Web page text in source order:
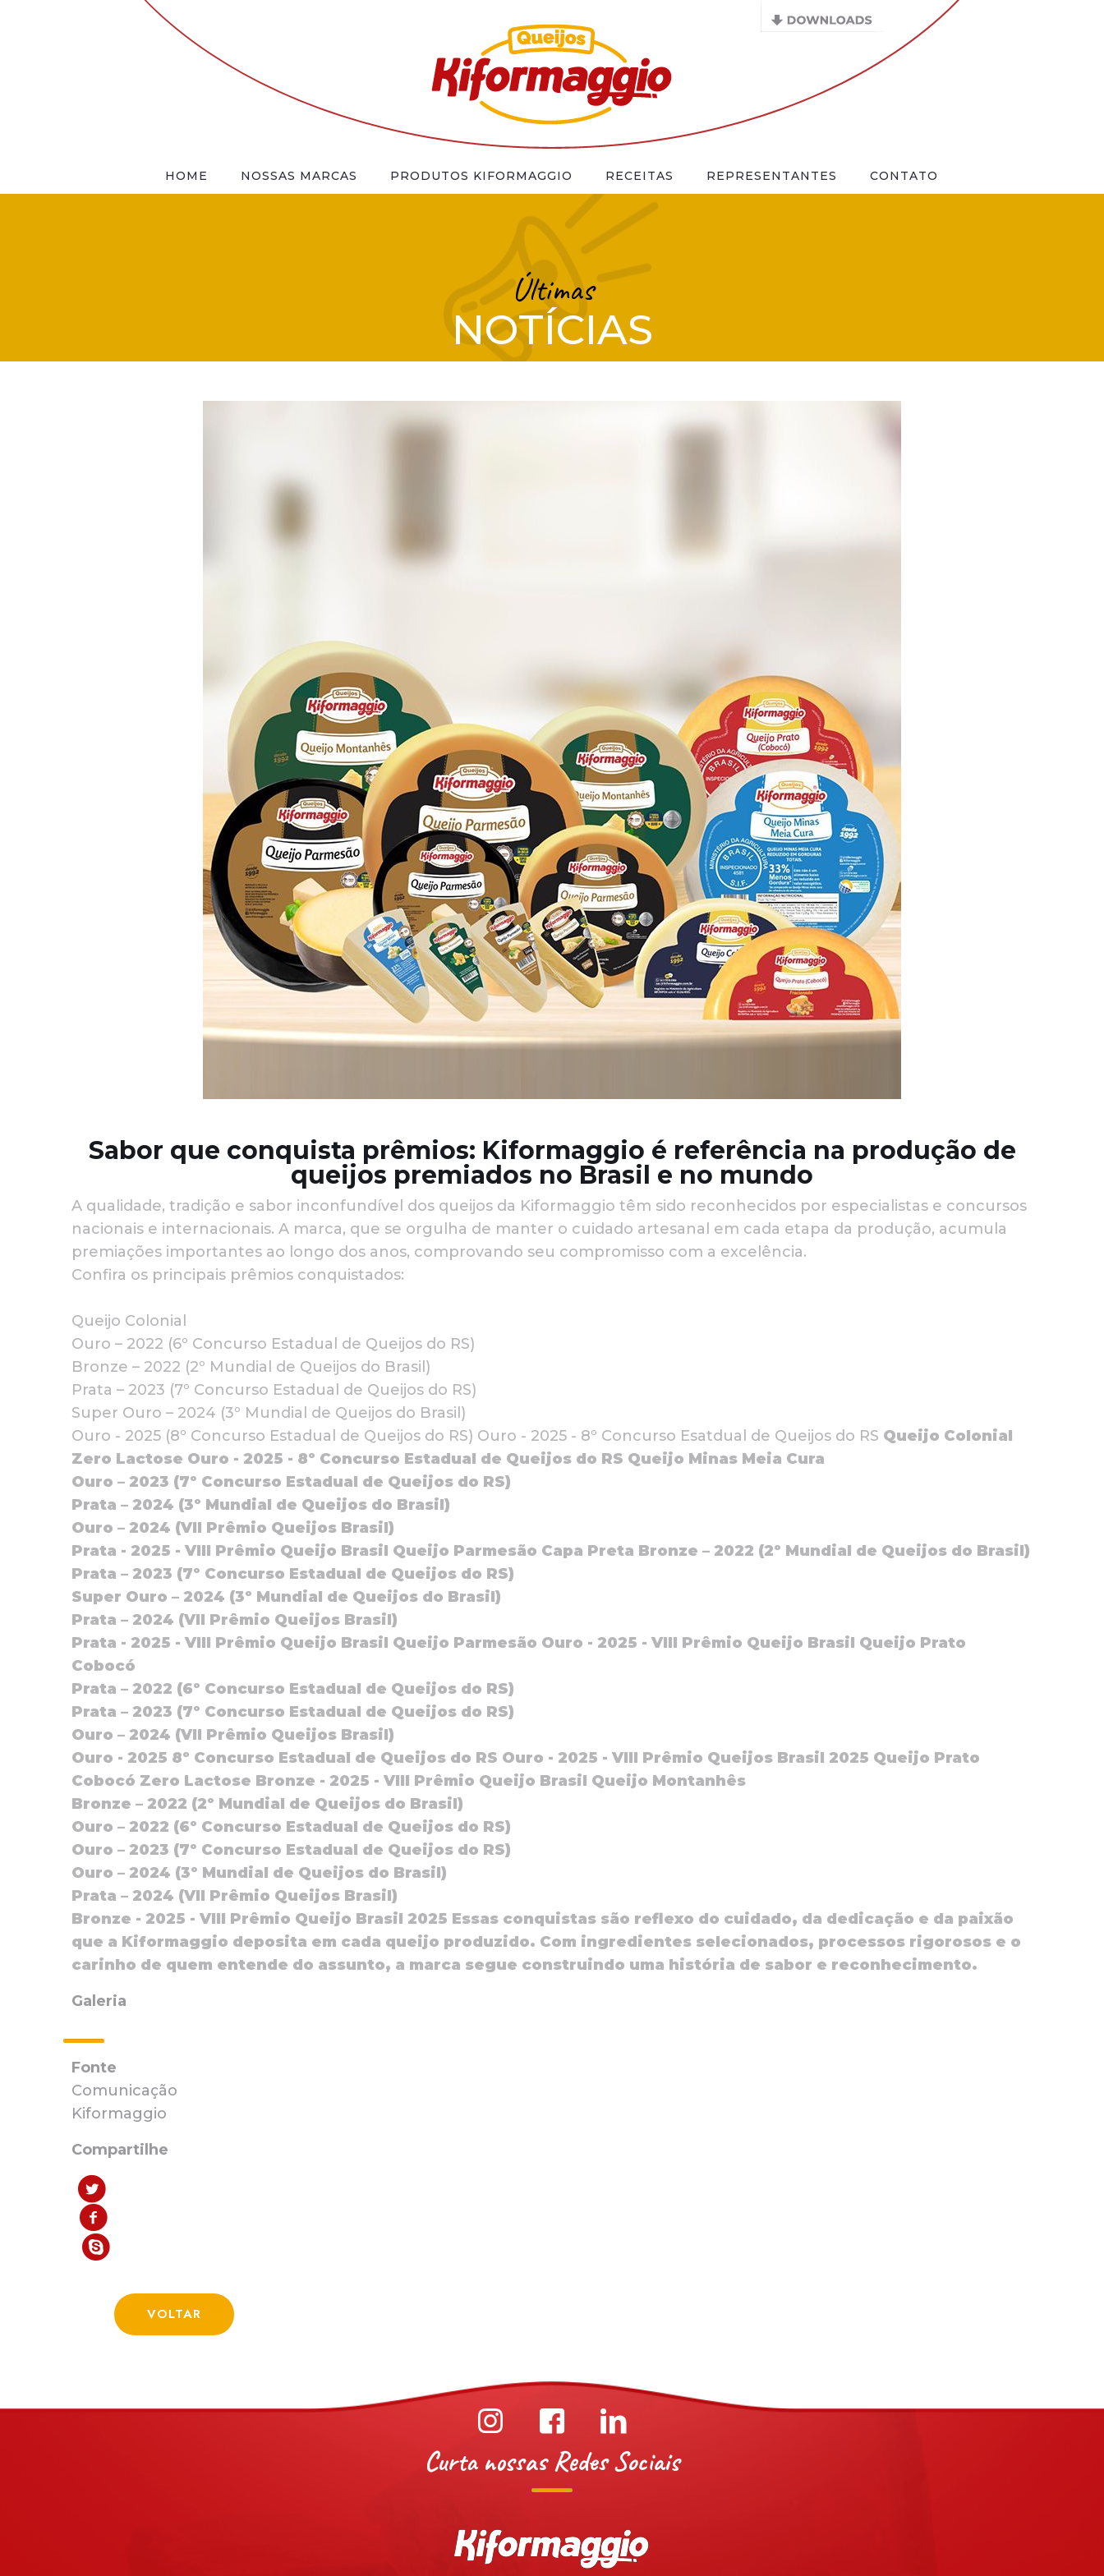
HOME NOSSAS MARCAS PRODUTOS KIFORMAGGIO RECEITAS REPRESENTANTES CONTATO
Últimas
NOTÍCIAS
Sabor que conquista prêmios: Kiformaggio é referência na produção de
queijos premiados no Brasil e no mundo
A qualidade, tradição e sabor inconfundível dos queijos da Kiformaggio têm sido reconhecidos por especialistas e concursos
nacionais e internacionais. A marca, que se orgulha de manter o cuidado artesanal em cada etapa da produção, acumula
premiações importantes ao longo dos anos, comprovando seu compromisso com a excelência.
Confira os principais prêmios conquistados:
Queijo Colonial
Ouro – 2022 (6º Concurso Estadual de Queijos do RS)
Bronze – 2022 (2º Mundial de Queijos do Brasil)
Prata – 2023 (7º Concurso Estadual de Queijos do RS)
Super Ouro – 2024 (3º Mundial de Queijos do Brasil)
Ouro - 2025 (8º Concurso Estadual de Queijos do RS) Ouro - 2025 - 8º Concurso Esatdual de Queijos do RS Queijo Colonial
Zero Lactose Ouro - 2025 - 8º Concurso Estadual de Queijos do RS Queijo Minas Meia Cura
Ouro – 2023 (7º Concurso Estadual de Queijos do RS)
Prata – 2024 (3º Mundial de Queijos do Brasil)
Ouro – 2024 (VII Prêmio Queijos Brasil)
Prata - 2025 - VIII Prêmio Queijo Brasil Queijo Parmesão Capa Preta Bronze – 2022 (2º Mundial de Queijos do Brasil)
Prata – 2023 (7º Concurso Estadual de Queijos do RS)
Super Ouro – 2024 (3º Mundial de Queijos do Brasil)
Prata – 2024 (VII Prêmio Queijos Brasil)
Prata - 2025 - VIII Prêmio Queijo Brasil Queijo Parmesão Ouro - 2025 - VIII Prêmio Queijo Brasil Queijo Prato
Cobocó
Prata – 2022 (6º Concurso Estadual de Queijos do RS)
Prata – 2023 (7º Concurso Estadual de Queijos do RS)
Ouro – 2024 (VII Prêmio Queijos Brasil)
Ouro - 2025 8º Concurso Estadual de Queijos do RS Ouro - 2025 - VIII Prêmio Queijos Brasil 2025 Queijo Prato
Cobocó Zero Lactose Bronze - 2025 - VIII Prêmio Queijo Brasil Queijo Montanhês
Bronze – 2022 (2º Mundial de Queijos do Brasil)
Ouro – 2022 (6º Concurso Estadual de Queijos do RS)
Ouro – 2023 (7º Concurso Estadual de Queijos do RS)
Ouro – 2024 (3º Mundial de Queijos do Brasil)
Prata – 2024 (VII Prêmio Queijos Brasil)
Bronze - 2025 - VIII Prêmio Queijo Brasil 2025 Essas conquistas são reflexo do cuidado, da dedicação e da paixão
que a Kiformaggio deposita em cada queijo produzido. Com ingredientes selecionados, processos rigorosos e o
carinho de quem entende do assunto, a marca segue construindo uma história de sabor e reconhecimento.
Galeria
Fonte
Comunicação
Kiformaggio
Compartilhe
VOLTAR
Curta nossas Redes Sociais